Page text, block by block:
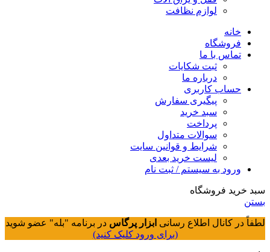
لوازم نظافت
خانه
فروشگاه
تماس با ما
ثبت شکایات
درباره ما
حساب کاربری
پیگیری سفارش
سبد خرید
پرداخت
سوالات متداول
شرایط و قوانین سایت
لیست خرید بعدی
ورود به سیستم / ثبت نام
سبد خرید فروشگاه
بستن
لطفاً در کانال اطلاع رسانی ابزار پرگاس در برنامه "بله" عضو شوید
(برای ورود کلیک کنید)